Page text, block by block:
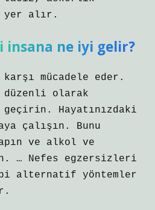
yer alır.
insana ne iyi gelir?
mücadele eder.
düzenli olarak
Hayatınızdaki
çalışın. Bunu
ve alkol ve
… Nefes egzersizleri
alternatif yöntemler